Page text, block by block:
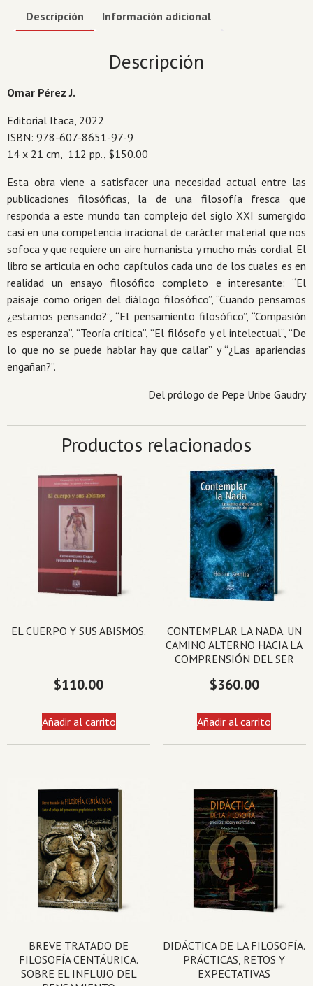
andar
platónico
cantidad
Descripción Información adicional
Descripción
Omar Pérez J.
Editorial Itaca, 2022
ISBN: 978-607-8651-97-9
14 x 21 cm, 112 pp., $150.00
Esta obra viene a satisfacer una necesidad actual entre las
publicaciones filosóficas, la de una filosofía fresca que
responda a este mundo tan complejo del siglo XXI sumergido
casi en una competencia irracional de carácter material que nos
sofoca y que requiere un aire humanista y mucho más cordial. El
libro se articula en ocho capítulos cada uno de los cuales es en
realidad un ensayo filosófico completo e interesante: “El
paisaje como origen del diálogo filosófico”, “Cuando pensamos
¿estamos pensando?”, “El pensamiento filosófico”, “Compasión
es esperanza”, “Teoría crítica”, “El filósofo y el intelectual”, “De
lo que no se puede hablar hay que callar” y “¿Las apariencias
engañan?”.
Del prólogo de Pepe Uribe Gaudry
Productos relacionados
EL CUERPO Y SUS ABISMOS.
$110.00
Añadir al carrito
CONTEMPLAR LA NADA. UN
CAMINO ALTERNO HACIA LA
COMPRENSIÓN DEL SER
$360.00
Añadir al carrito
BREVE TRATADO DE
FILOSOFÍA CENTÁURICA.
SOBRE EL INFLUJO DEL
DIDÁCTICA DE LA FILOSOFÍA.
PRÁCTICAS, RETOS Y
EXPECTATIVAS